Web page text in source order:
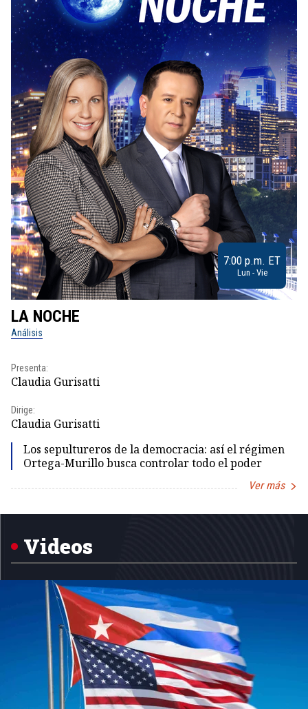
7:00 p.m. ET
Lun - Vie
LA NOCHE
Análisis
Presenta:
Claudia Gurisatti
Dirige:
Claudia Gurisatti
Los sepultureros de la democracia: así el régimen
Ortega-Murillo busca controlar todo el poder
Ver más
1
Videos